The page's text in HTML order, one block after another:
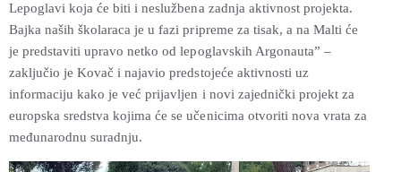
Lepoglavi koja će biti i neslužbena zadnja aktivnost projekta.
Bajka naših školaraca je u fazi pripreme za tisak, a na Malti će
je predstaviti upravo netko od lepoglavskih Argonauta” –
zaključio je Kovač i najavio predstojeće aktivnosti uz
informaciju kako je već prijavljen i novi zajednički projekt za
europska sredstva kojima će se učenicima otvoriti nova vrata za
međunarodnu suradnju.